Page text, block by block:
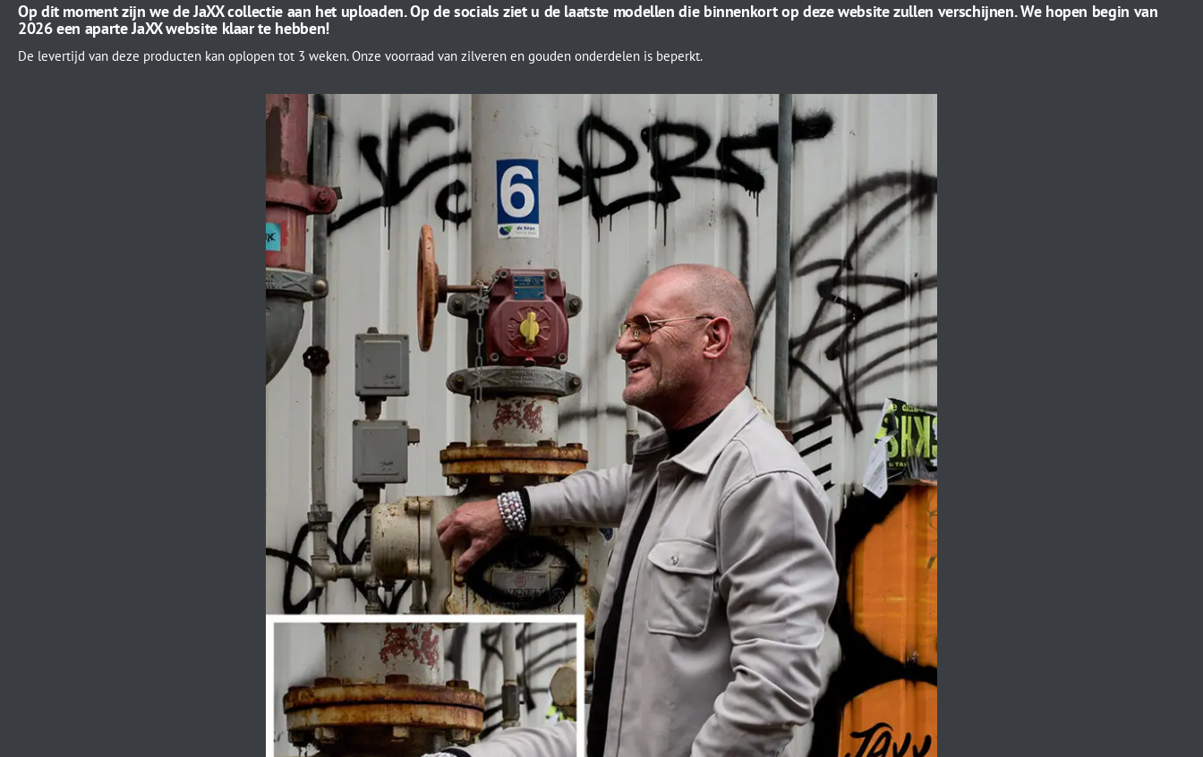
Op dit moment zijn we de JaXX collectie aan het uploaden. Op de socials ziet u de laatste modellen die binnenkort op deze website zullen verschijnen. We hopen begin van
2026 een aparte JaXX website klaar te hebben!
De levertijd van deze producten kan oplopen tot 3 weken. Onze voorraad van zilveren en gouden onderdelen is beperkt.